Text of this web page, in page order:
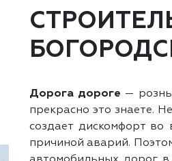
Дорога дороге —
прекрасно это знаете.
создает дискомфорт
причиной аварий.